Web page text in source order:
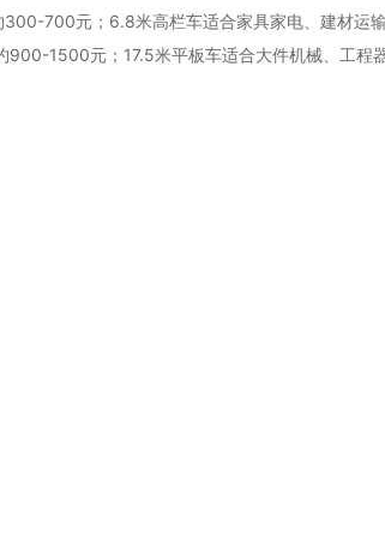
700元；6.8米高栏车适合家具家电、建材
1500元；17.5米平板车适合大件机械、工程